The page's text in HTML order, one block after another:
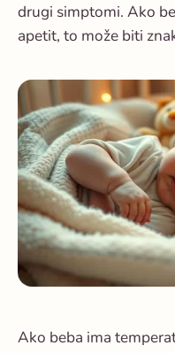
drugi simptomi. Ako
apetit, to može biti
Ako beba ima